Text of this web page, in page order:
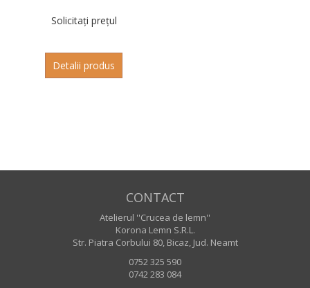
Solicitați prețul
Detalii produs
CONTACT
Atelierul ''Crucea de lemn''
Korona Lemn S.R.L.
Str. Piatra Corbului 80, Bicaz, Jud. Neamt
0752 325 590
0742 283 084